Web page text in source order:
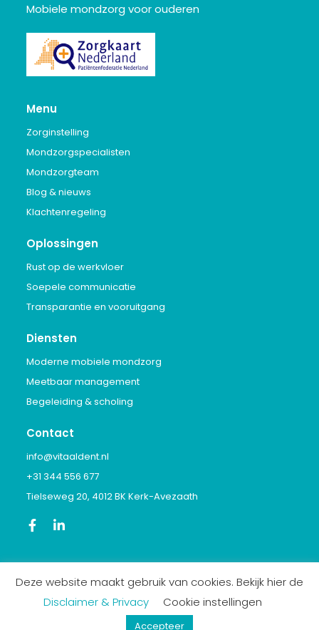
Mobiele mondzorg voor ouderen
Menu
Zorginstelling
Mondzorgspecialisten
Mondzorgteam
Blog & nieuws
Klachtenregeling
Oplossingen
Rust op de werkvloer
Soepele communicatie
Transparantie en vooruitgang
Diensten
Moderne mobiele mondzorg
Meetbaar management
Begeleiding & scholing
Contact
info@vitaaldent.nl
+31 344 556 677
Tielseweg 20, 4012 BK Kerk-Avezaath
© 2026 VitaalDent
Cookies beheren
Deze website maakt gebruik van cookies. Bekijk hier de
Disclaimer & Privacy
Cookie instellingen
Accepteer